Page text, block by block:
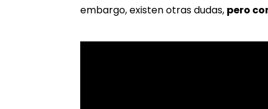
embargo, existen otras dudas, pero